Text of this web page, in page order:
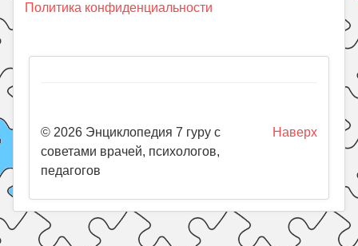
Политика конфиденциальности
Наверх
© 2026 Энциклопедия 7 гуру с
советами врачей, психологов,
педагогов